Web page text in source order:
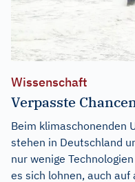
Wissenschaft
Verpasste
Beim klimaschonenden
stehen in Deutschland
nur wenige
es sich lohnen, auch